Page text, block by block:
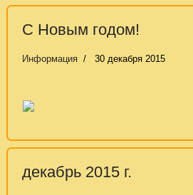
С Новым годом!
Информация 30 декабря 2015
декабрь 2015 г.